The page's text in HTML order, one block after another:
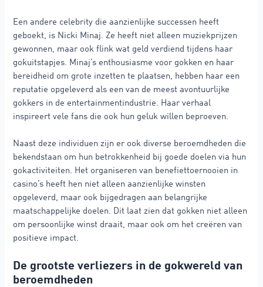
Een andere celebrity die aanzienlijke successen heeft
geboekt, is Nicki Minaj. Ze heeft niet alleen muziekprijzen
gewonnen, maar ook flink wat geld verdiend tijdens haar
gokuitstapjes. Minaj’s enthousiasme voor gokken en haar
bereidheid om grote inzetten te plaatsen, hebben haar een
reputatie opgeleverd als een van de meest avontuurlijke
gokkers in de entertainmentindustrie. Haar verhaal
inspireert vele fans die ook hun geluk willen beproeven.
Naast deze individuen zijn er ook diverse beroemdheden die
bekendstaan om hun betrokkenheid bij goede doelen via hun
gokactiviteiten. Het organiseren van benefiettoernooien in
casino’s heeft hen niet alleen aanzienlijke winsten
opgeleverd, maar ook bijgedragen aan belangrijke
maatschappelijke doelen. Dit laat zien dat gokken niet alleen
om persoonlijke winst draait, maar ook om het creëren van
positieve impact.
De grootste verliezers in de gokwereld van
beroemdheden